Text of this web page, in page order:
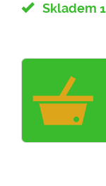
Skladem